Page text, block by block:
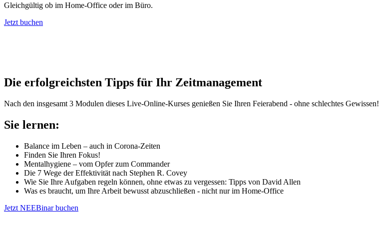
Gleichgültig ob im Home-Office oder im Büro.
Jetzt buchen
Die erfolgreichsten Tipps für Ihr Zeitmanagement
Nach den insgesamt 3 Modulen dieses Live-Online-Kurses genießen Sie Ihren Feierabend - ohne schlechtes Gewissen!
Sie lernen:
Balance im Leben – auch in Corona-Zeiten
Finden Sie Ihren Fokus!
Mentalhygiene – vom Opfer zum Commander
Die 7 Wege der Effektivität nach Stephen R. Covey
Wie Sie Ihre Aufgaben regeln können, ohne etwas zu vergessen: Tipps von David Allen
Was es braucht, um Ihre Arbeit bewusst abzuschließen - nicht nur im Home-Office
Jetzt NEEBinar buchen